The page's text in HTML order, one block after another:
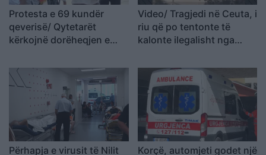
Protesta e 69 kundër
qeverisë/ Qytetarët
kërkojnë dorëheqjen e
sheshin “Skënderbej”:
Fuqia qëndron te
bashkimi
Video/ Tragjedi në Ceuta, i
riu që po tentonte të
kalonte ilegalisht nga
në det dhe vdes
Përhapja e virusit të Nilit Korçë, automjeti godet një